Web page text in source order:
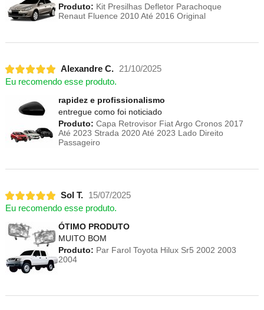
Produto: Kit Presilhas Defletor Parachoque
Renaut Fluence 2010 Até 2016 Original
Alexandre C. 21/10/2025
Eu recomendo esse produto.
rapidez e profissionalismo
entregue como foi noticiado
Produto: Capa Retrovisor Fiat Argo Cronos 2017
Até 2023 Strada 2020 Até 2023 Lado Direito
Passageiro
Sol T.
15/07/2025
Eu recomendo esse produto.
ÓTIMO PRODUTO
MUITO BOM
Produto: Par Farol Toyota Hilux Sr5 2002 2003
2004